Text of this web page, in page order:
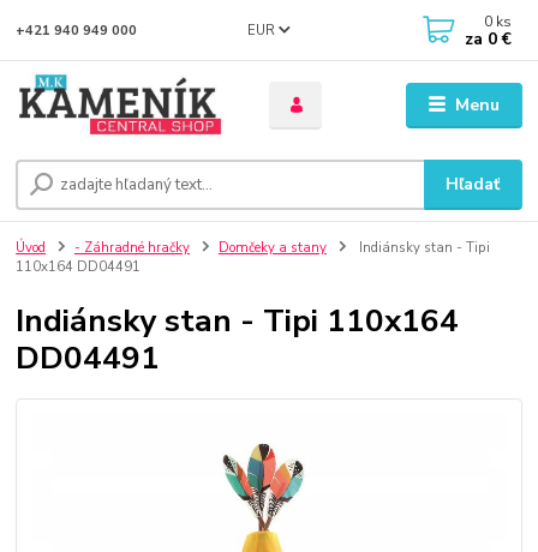
Menu
EUR
Hľadať
+421 940 949 000 0 ks
za 0 €
Úvod - Záhradné hračky Domčeky a stany
Indiánsky stan - Tipi
110x164 DD04491
Indiánsky stan - Tipi 110x164
DD04491